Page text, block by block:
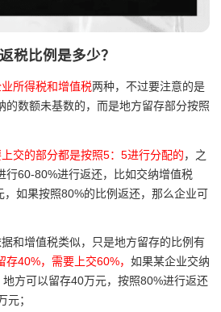
税比例是多少？
所得税和增值税两种，不过要注意的是
的数额未基数的，而是地方留存部分按照
交的部分都是按照5：5进行分配的，之
行60-80%进行返还，比如交纳增值税
如果按照80%的比例返还，那么企业可
和增值税类似，只是地方留存的比例有
40%，需要上交60%， 如果某企业交纳
方可以留存40万元，按照80%进行返还
元；